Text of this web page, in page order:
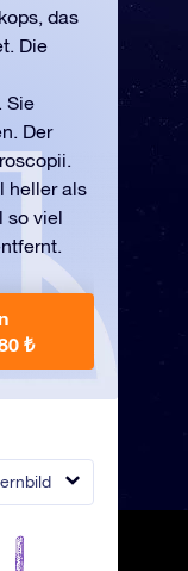
das
Die
Sie
Der
heller als
so viel
₺